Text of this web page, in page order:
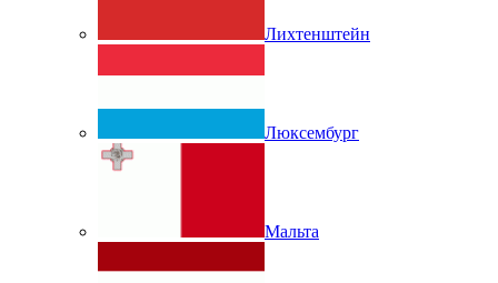
Лихтенштейн
Люксембург
Мальта